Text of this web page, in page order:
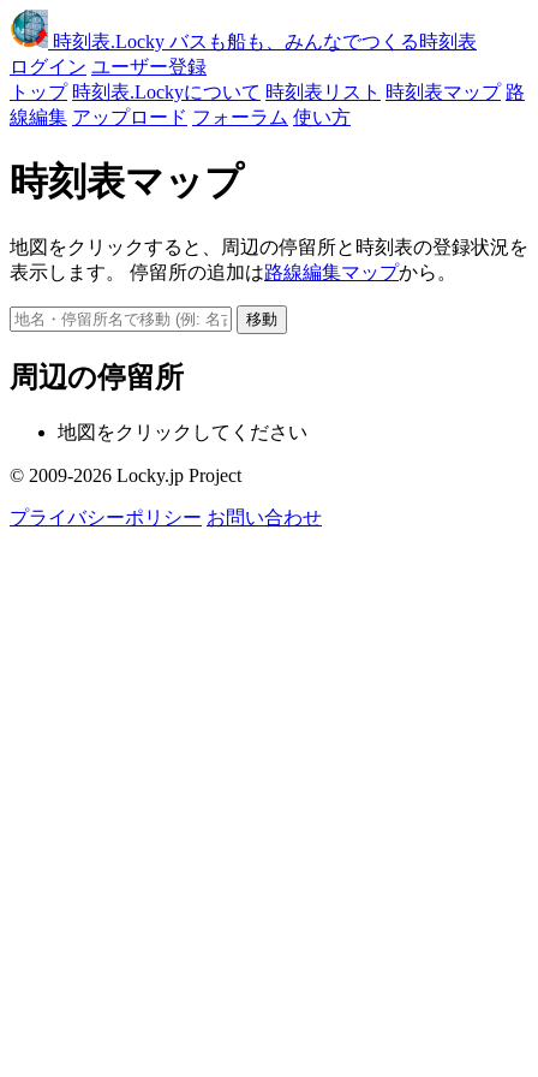
時刻表.Locky バスも船も、みんなでつくる時刻表
ログイン ユーザー登録
トップ 時刻表.Lockyについて 時刻表リスト 時刻表マップ 路
線編集 アップロード フォーラム 使い方
時刻表マップ
地図をクリックすると、周辺の停留所と時刻表の登録状況を
表示します。 停留所の追加は路線編集マップから。
移動
周辺の停留所
地図をクリックしてください
© 2009-2026 Locky.jp Project
プライバシーポリシー お問い合わせ